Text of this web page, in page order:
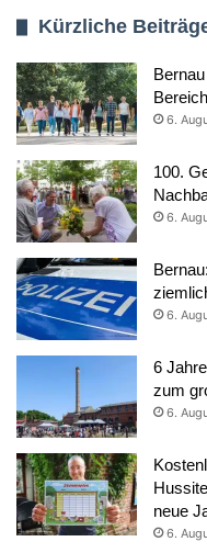
Kürzliche
6.
100.
6.
6.
6
zum
6.
neue
6.